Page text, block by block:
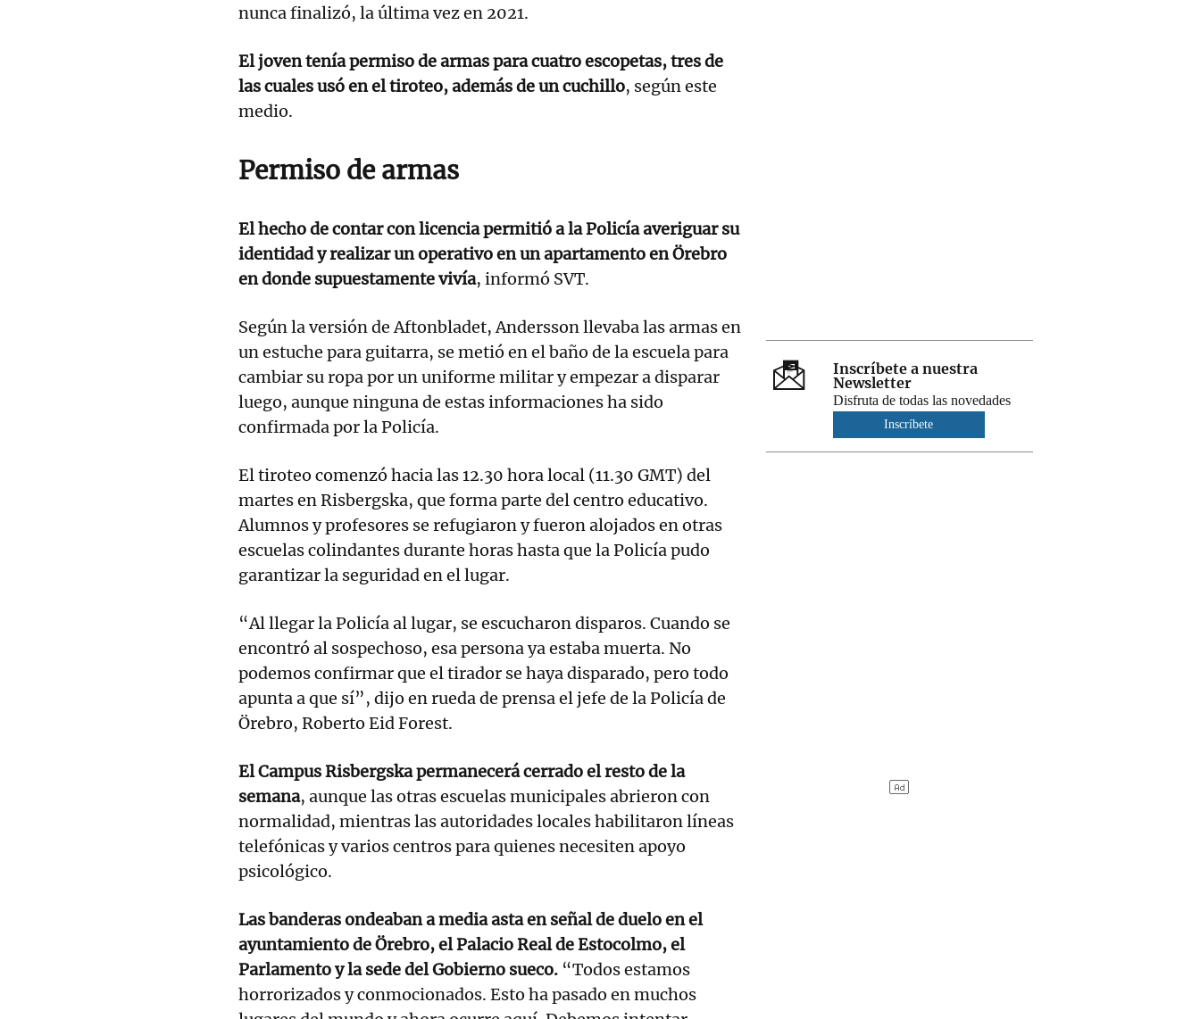
nunca finalizó, la última vez en 2021.
El joven tenía permiso de armas para cuatro escopetas, tres de
las cuales usó en el tiroteo, además de un cuchillo, según este
medio.
Permiso de armas
El hecho de contar con licencia permitió a la Policía averiguar su
identidad y realizar un operativo en un apartamento en Örebro
en donde supuestamente vivía, informó SVT.
Según la versión de Aftonbladet, Andersson llevaba las armas en
un estuche para guitarra, se metió en el baño de la escuela para
cambiar su ropa por un uniforme militar y empezar a disparar
luego, aunque ninguna de estas informaciones ha sido
confirmada por la Policía.
El tiroteo comenzó hacia las 12.30 hora local (11.30 GMT) del
martes en Risbergska, que forma parte del centro educativo.
Alumnos y profesores se refugiaron y fueron alojados en otras
escuelas colindantes durante horas hasta que la Policía pudo
garantizar la seguridad en el lugar.
“Al llegar la Policía al lugar, se escucharon disparos. Cuando se
encontró al sospechoso, esa persona ya estaba muerta. No
podemos confirmar que el tirador se haya disparado, pero todo
apunta a que sí”, dijo en rueda de prensa el jefe de la Policía de
Örebro, Roberto Eid Forest.
El Campus Risbergska permanecerá cerrado el resto de la
semana, aunque las otras escuelas municipales abrieron con
normalidad, mientras las autoridades locales habilitaron líneas
telefónicas y varios centros para quienes necesiten apoyo
psicológico.
Las banderas ondeaban a media asta en señal de duelo en el
ayuntamiento de Örebro, el Palacio Real de Estocolmo, el
Parlamento y la sede del Gobierno sueco. “Todos estamos
horrorizados y conmocionados. Esto ha pasado en muchos
Inscríbete a nuestra
Newsletter
Disfruta de todas las novedades
Inscríbete